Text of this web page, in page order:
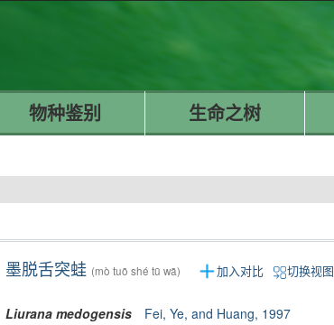
物种鉴别 生命之树
墨脱舌突蛙 (mò tuō shé tū wā) 加入对比 切换视图
Liurana medogensis Fei, Ye, and Huang, 1997